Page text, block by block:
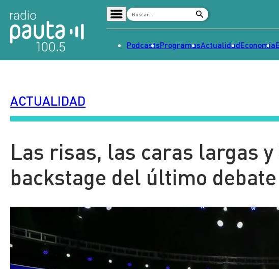
Señal 2
Contenido Patrocinado
PodcastsProgramasActualidadEconomía
ACTUALIDAD
Las risas, las caras largas
backstage del último